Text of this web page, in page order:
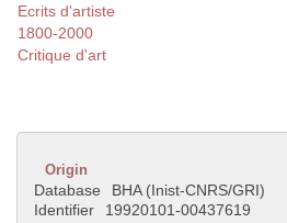
Ecrits d'artiste
1800-2000
Critique d'art
Origin
Database
BHA (Inist-CNRS/GRI)
Identifier
19920101-00437619